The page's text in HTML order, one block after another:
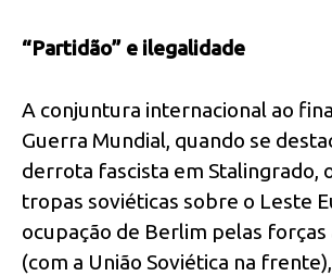
“Partidão” e ilegalidade
A conjuntura internacional ao
Guerra Mundial, quando se
derrota fascista em Stalingrado,
tropas soviéticas sobre o Leste
ocupação de Berlim pelas forças
(com a União Soviética na